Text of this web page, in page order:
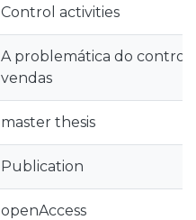
Control activities
A problemática do
vendas
master thesis
Publication
openAccess